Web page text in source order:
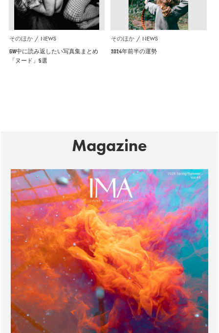
そのほか NEWS
GW中に読み返したい写真集まとめ
「ヌード」5選
そのほか NEWS
2024年前半の運勢
Magazine